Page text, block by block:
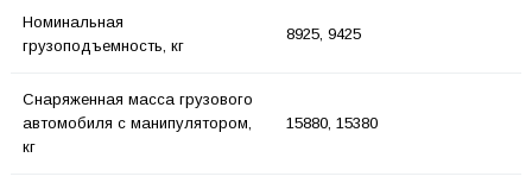
Номинальная
грузоподъемность, кг
8925, 9425
Снаряженная масса грузового
автомобиля с манипулятором,
кг
15880, 15380